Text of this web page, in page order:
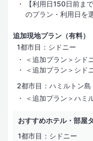
【利用日150日前ま
のプラン・利用日を
追加現地プラン（有料）
1都市目：シドニー
＜追加プラン＞シド
＜追加プラン＞シド
2都市目：ハミルトン島
＜追加プラン＞ハミ
おすすめホテル・部屋
1都市目：シドニー